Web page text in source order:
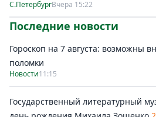
С.ПетербургВчера 15:22
Последние новости
Гороскоп на 7 августа: возможны
поломки
Новости11:15
Государственный литературный